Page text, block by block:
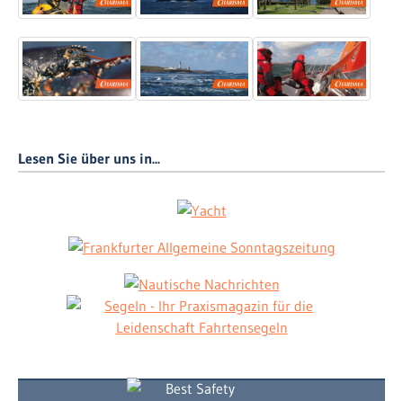
Lesen Sie über uns in...